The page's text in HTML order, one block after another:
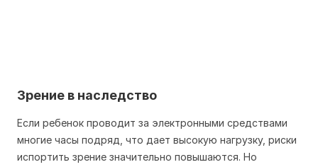
Зрение в наследство
Если ребенок проводит за электронными средствами
многие часы подряд, что дает высокую нагрузку, риски
испортить зрение значительно повышаются. Но